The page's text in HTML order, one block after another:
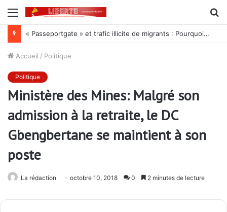
Menu
« Passeportgate » et trafic illicite de migrants : Pourquoi ce membre du gouvernement fuit-il la contradiction ?
Accueil / Politique
Politique
Ministère des Mines: Malgré son
admission à la retraite, le DC
Gbengbertane se maintient à son
poste
La rédaction octobre 10, 2018 0 2 minutes de lecture